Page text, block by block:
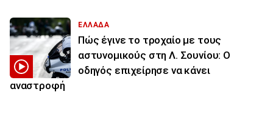
ΕΛΛΑΔΑ
Πώς έγινε το τροχαίο με τους
αστυνομικούς στη Λ. Σουνίου: Ο
οδηγός επιχείρησε να κάνει
αναστροφή